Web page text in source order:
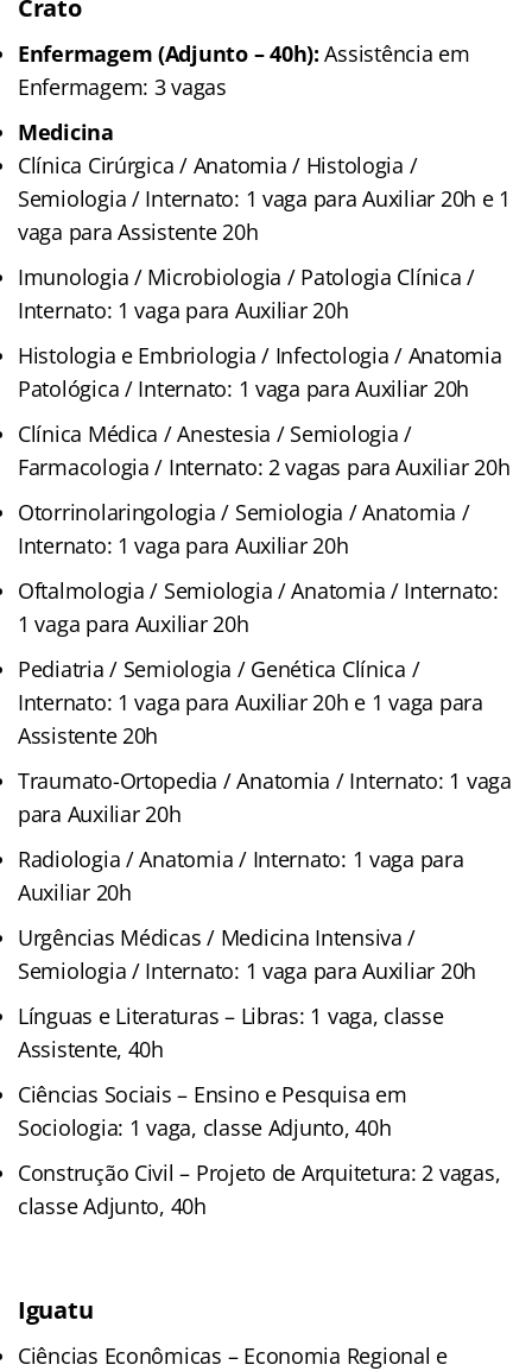
Crato
Enfermagem (Adjunto – 40h): Assistência em
Enfermagem: 3 vagas
Medicina
Clínica Cirúrgica / Anatomia / Histologia /
Semiologia / Internato: 1 vaga para Auxiliar 20h e 1
vaga para Assistente 20h
Imunologia / Microbiologia / Patologia Clínica /
Internato: 1 vaga para Auxiliar 20h
Histologia e Embriologia / Infectologia / Anatomia
Patológica / Internato: 1 vaga para Auxiliar 20h
Clínica Médica / Anestesia / Semiologia /
Farmacologia / Internato: 2 vagas para Auxiliar 20h
Otorrinolaringologia / Semiologia / Anatomia /
Internato: 1 vaga para Auxiliar 20h
Oftalmologia / Semiologia / Anatomia / Internato:
1 vaga para Auxiliar 20h
Pediatria / Semiologia / Genética Clínica /
Internato: 1 vaga para Auxiliar 20h e 1 vaga para
Assistente 20h
Traumato-Ortopedia / Anatomia / Internato: 1 vaga
para Auxiliar 20h
Radiologia / Anatomia / Internato: 1 vaga para
Auxiliar 20h
Urgências Médicas / Medicina Intensiva /
Semiologia / Internato: 1 vaga para Auxiliar 20h
Línguas e Literaturas – Libras: 1 vaga, classe
Assistente, 40h
Ciências Sociais – Ensino e Pesquisa em
Sociologia: 1 vaga, classe Adjunto, 40h
Construção Civil – Projeto de Arquitetura: 2 vagas,
classe Adjunto, 40h
Iguatu
Ciências Econômicas – Economia Regional e